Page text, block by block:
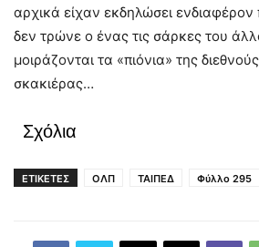
αρχικά είχαν εκδηλώσει
δεν τρώνε ο ένας τις σάρκες του
μοιράζονται τα «πιόνια» της
σκακιέρας…
Σχόλια
ΕΤΙΚΕΤΕΣ ΟΛΠ ΤΑΙΠΕΔ Φύλλο 295